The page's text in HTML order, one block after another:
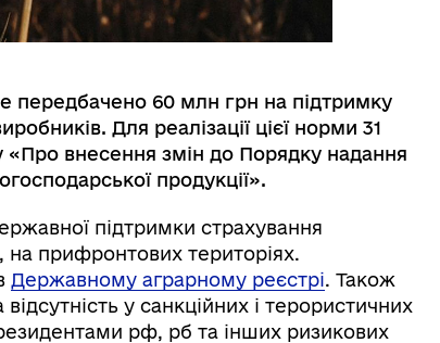
60 млн грн на підтримку
Для реалізації цієї норми 31
«Про внесення змін до Порядку надання
продукції».
підтримки страхування
на прифронтових територіях.
Державному аграрному реєстрі. Також
у санкційних і терористичних
рф, рб та інших ризикових